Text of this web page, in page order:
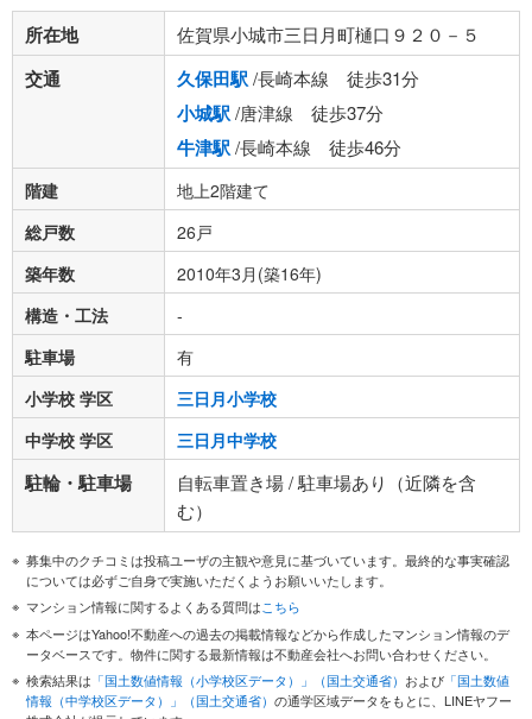
所在地 佐賀県小城市三日月町樋口９２０－５
交通 久保田駅/長崎本線 徒歩31分
小城駅/唐津線 徒歩37分
牛津駅/長崎本線 徒歩46分
階建
地上2階建て
総戸数
26戸
築年数
2010年3月(築16年)
構造・工法
-
駐車場
有
小学校 学区
三日月小学校
中学校 学区
三日月中学校
駐輪・駐車場
自転車置き場 / 駐車場あり（近隣を含
む）
募集中のクチコミは投稿ユーザの主観や意見に基づいています。最終的な事実確認
については必ずご自身で実施いただくようお願いいたします。
マンション情報に関するよくある質問はこちら
本ページはYahoo!不動産への過去の掲載情報などから作成したマンション情報のデ
ータベースです。物件に関する最新情報は不動産会社へお問い合わせください。
検索結果は 「国土数値情報（小学校区データ）」（国土交通省） および 「国土数値
情報（中学校区データ）」（国土交通省） の通学区域データをもとに、LINEヤフー